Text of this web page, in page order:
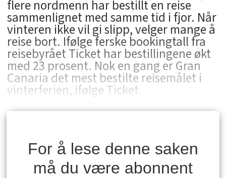
flere nordmenn har bestillt en reise
sammenlignet med samme tid i fjor. Når
vinteren ikke vil gi slipp, velger mange å
reise bort. Ifølge ferske bookingtall fra
reisebyrået Ticket har bestillingene økt
med 23 prosent. Nok en gang er Gran
Canaria det mest bestilte reisemålet i
vinterferien, ifølge Ticket.
For å lese denne saken
må du være abonnent